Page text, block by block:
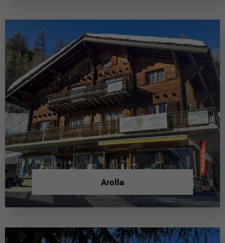
Arolla